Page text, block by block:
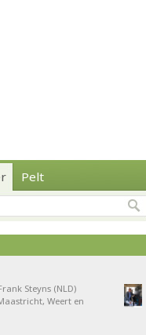
Pelt
Steyns (NLD)
Weert en